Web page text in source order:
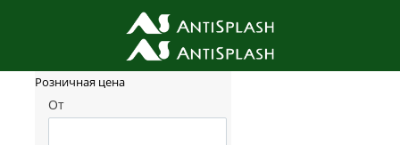
Фильтр товаров
Розничная цена
От